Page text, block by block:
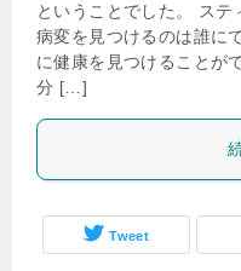
ということでした。 ス
病変を見つけるのは誰に
に健康を見つけることが
分 […]
Tweet